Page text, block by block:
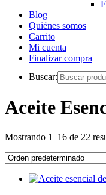
Blog
Quiénes somos
Carrito
Mi cuenta
Finalizar compra
Buscar:
Aceite
Mostrando 1–16 de 22